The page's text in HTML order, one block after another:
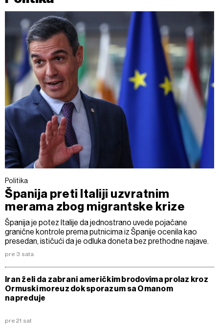
Politika
Španija preti Italiji uzvratnim
merama zbog migrantske krize
Španija je potez Italije da jednostrano uvede pojačane
granične kontrole prema putnicima iz Španije ocenila kao
presedan, ističući da je odluka doneta bez prethodne najave.
pre 3 sata
Iran želi da zabrani američkim brodovima prolaz kroz
Ormuski moreuz dok sporazum sa Omanom
napreduje
pre 21 sat